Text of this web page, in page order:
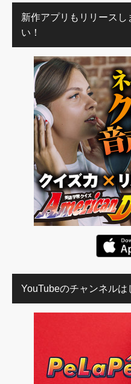
新作アプリもリリースし
い！
YouTubeのチャンネルは